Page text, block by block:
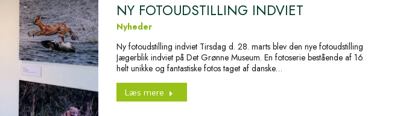
NY FOTOUDSTILLING INDVIET
Nyheder
Ny fotoudstilling indviet Tirsdag d. 28. marts blev den nye fotoudstilling
Jægerblik indviet på Det Grønne Museum. En fotoserie bestående af 16
helt unikke og fantastiske fotos taget af danske…
Læs mere